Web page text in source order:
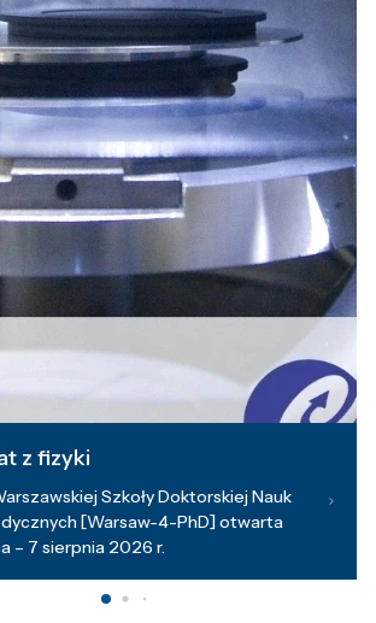
z fizyki
Szkoły Doktorskiej Nauk
[Warsaw-4-PhD] otwarta
– 7 sierpnia 2026 r.